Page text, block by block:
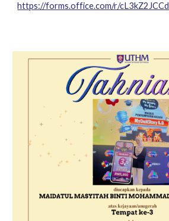
https://forms.office.com/r/cL3kZ2JCCd